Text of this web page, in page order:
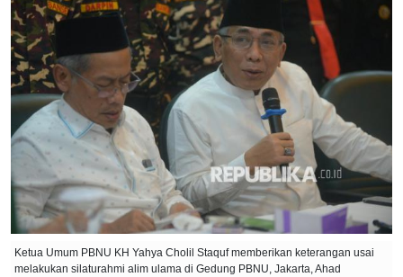
Ketua Umum PBNU KH Yahya Cholil Staquf memberikan keterangan usai
melakukan silaturahmi alim ulama di Gedung PBNU, Jakarta, Ahad